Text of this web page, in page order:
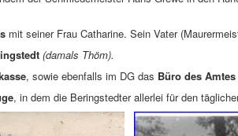
mit seiner Frau Catharine. Sein Vater
(damals Thöm).
, sowie ebenfalls im DG das Büro des
, in dem die Beringstedter allerlei für den